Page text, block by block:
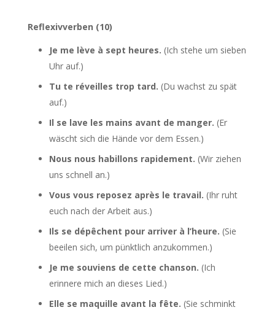
Reflexivverben (10)
Je me lève à sept heures. (Ich stehe um sieben
Uhr auf.)
Tu te réveilles trop tard. (Du wachst zu spät
auf.)
Il se lave les mains avant de manger. (Er
wäscht sich die Hände vor dem Essen.)
Nous nous habillons rapidement. (Wir ziehen
uns schnell an.)
Vous vous reposez après le travail. (Ihr ruht
euch nach der Arbeit aus.)
Ils se dépêchent pour arriver à l’heure. (Sie
beeilen sich, um pünktlich anzukommen.)
Je me souviens de cette chanson. (Ich
erinnere mich an dieses Lied.)
Elle se maquille avant la fête. (Sie schminkt